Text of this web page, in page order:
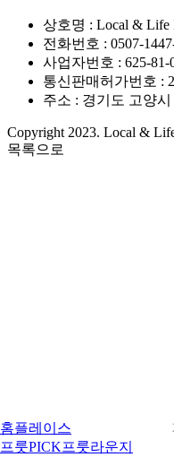
상호명 : Local & Life
전화번호 : 0507-
사업자번호 : 625-81-
통신판매허가번호 :
주소 : 경기도 고양
Copyright 2023. Local &
목록으로
홈플레이스
프룻PICK프룻라운지